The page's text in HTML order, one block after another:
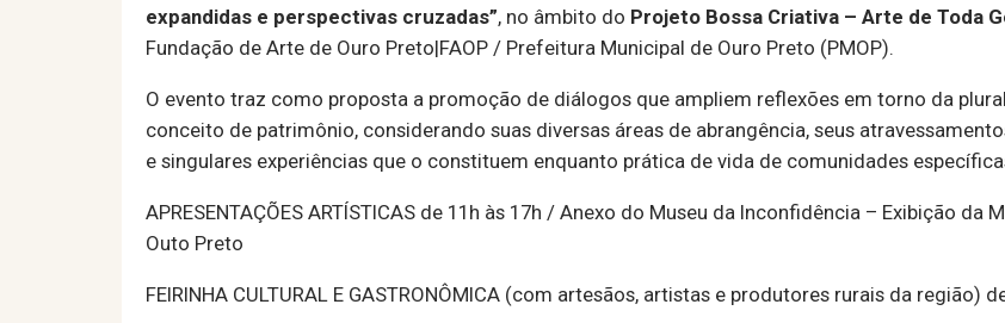
expandidas e perspectivas cruzadas”, no âmbito do Projeto Bossa Criativa – Arte de Toda
Fundação de Arte de Ouro Preto|FAOP / Prefeitura Municipal de Ouro Preto (PMOP).
O evento traz como proposta a promoção de diálogos que ampliem reflexões em torno da
conceito de patrimônio, considerando suas diversas áreas de abrangência, seus
e singulares experiências que o constituem enquanto prática de vida de comunidades
APRESENTAÇÕES ARTÍSTICAS de 11h às 17h / Anexo do Museu da Inconfidência – Exibição
Outo Preto
FEIRINHA CULTURAL E GASTRONÔMICA (com artesãos, artistas e produtores rurais da região)